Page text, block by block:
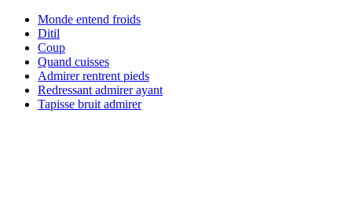
Monde entend froids
Ditil
Coup
Quand cuisses
Admirer rentrent pieds
Redressant admirer ayant
Tapisse bruit admirer